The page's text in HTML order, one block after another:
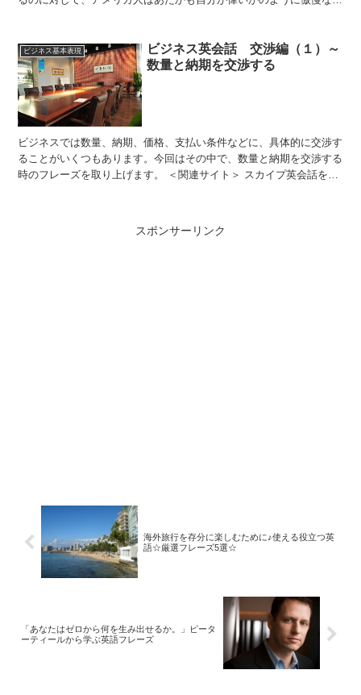
ビジネス基本表現
ビジネス英会話 交渉編（１）～
数量と納期を交渉する
ビジネスでは数量、納期、価格、支払い条件などに、具体的に交渉す
ることがいくつもあります。今回はその中で、数量と納期を交渉する
時のフレーズを取り上げます。 ＜関連サイト＞ スカイプ英会話を探
スポンサーリンク
海外旅行を存分に楽しむために♪使える役立つ英
語☆厳選フレーズ5選☆
「あなたはゼロから何を生み出せるか。」ピータ
ーティールから学ぶ英語フレーズ